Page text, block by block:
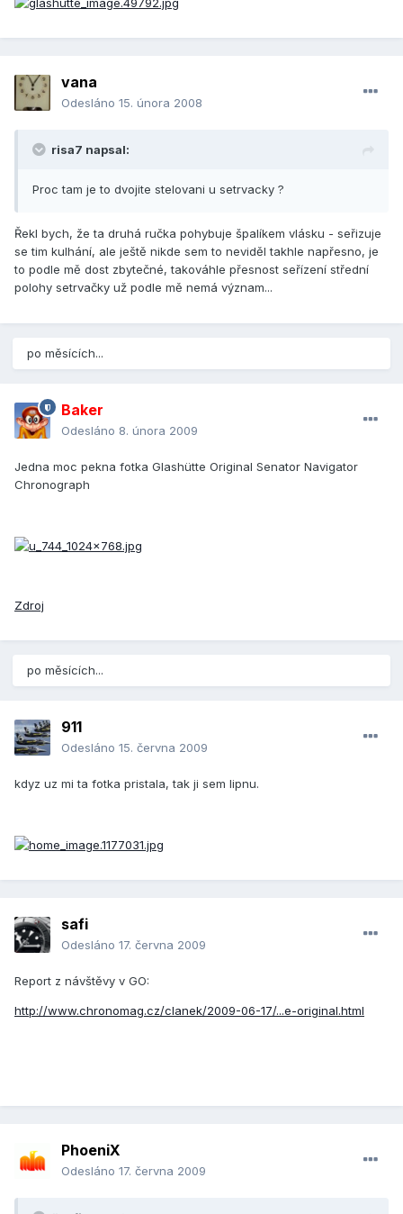
vana
Odesláno 15. února 2008
risa7 napsal:
Proc tam je to dvojite stelovani u setrvacky ?
Řekl bych, že ta druhá ručka pohybuje špalíkem vlásku - seřizuje
se tim kulhání, ale ještě nikde sem to neviděl takhle napřesno, je
to podle mě dost zbytečné, takováhle přesnost seřízení střední
polohy setrvačky už podle mě nemá význam...
po měsících...
Baker
Odesláno 8. února 2009
Jedna moc pekna fotka Glashütte Original Senator Navigator
Chronograph
Zdroj
po měsících...
911
Odesláno 15. června 2009
kdyz uz mi ta fotka pristala, tak ji sem lipnu.
safi
Odesláno 17. června 2009
Report z návštěvy v GO:
http://www.chronomag.cz/clanek/2009-06-17/...e-original.html
PhoeniX
Odesláno 17. června 2009